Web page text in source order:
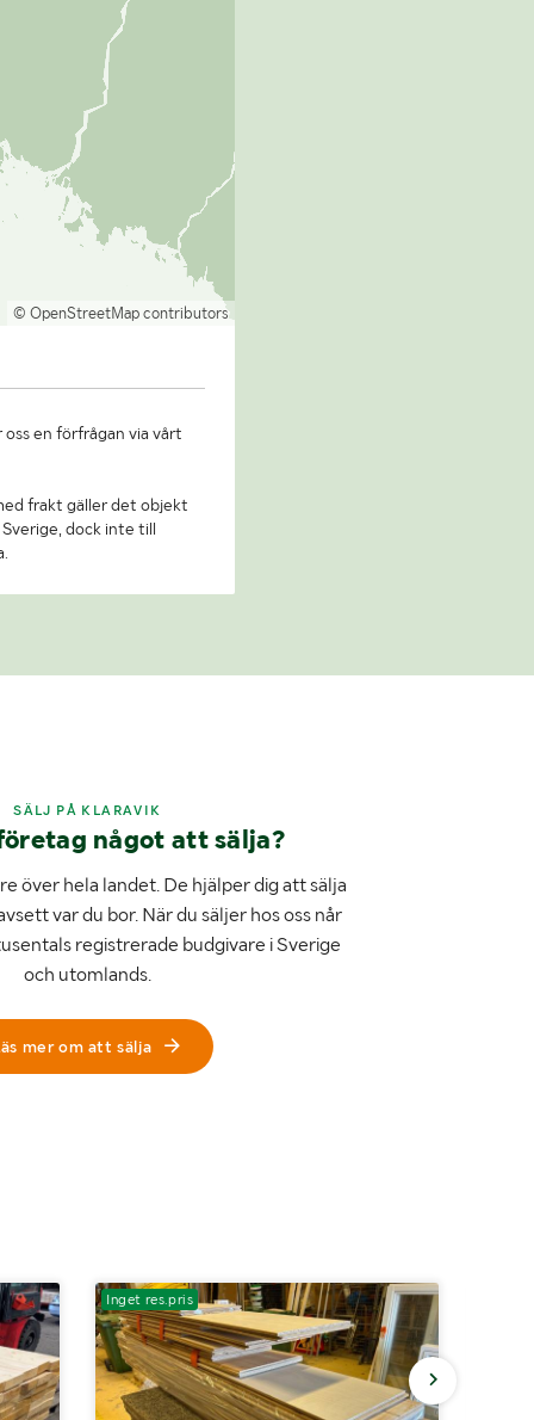
© OpenStreetMap contributors
en förfrågan via vårt
frakt gäller det objekt
dock inte till
SÄLJ PÅ KLARAVIK
något att sälja?
över hela landet. De hjälper dig att sälja
var du bor. När du säljer hos oss når
registrerade budgivare i Sverige
och utomlands.
mer om att sälja
Inget res.pris